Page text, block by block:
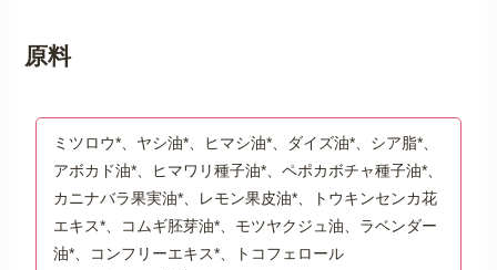
原料
ミツロウ*、ヤシ油*、ヒマシ油*、ダイズ油*、シア脂*、
アボカド油*、ヒマワリ種子油*、ペポカボチャ種子油*、
カニナバラ果実油*、レモン果皮油*、トウキンセンカ花
エキス*、コムギ胚芽油*、モツヤクジュ油、ラベンダー
油*、コンフリーエキス*、トコフェロール